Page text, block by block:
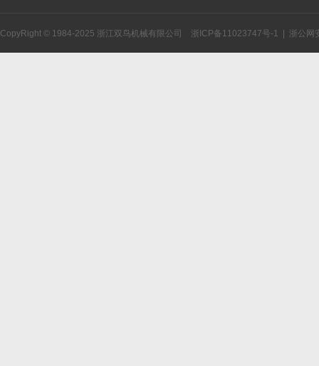
CopyRight © 1984-2025 浙江双鸟机械有限公司 浙ICP备11023747号-1 浙公网